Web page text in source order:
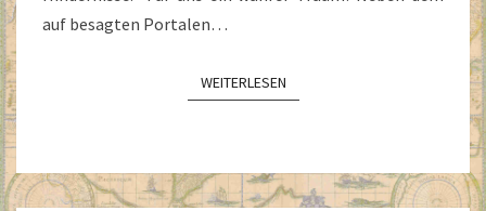
auf besagten Portalen…
WEITERLESENWEITERLESEN